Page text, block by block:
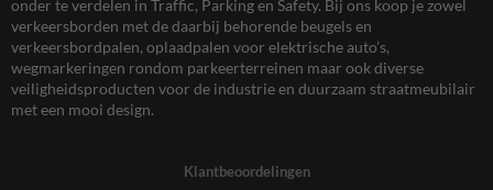
onder te verdelen in Traffic, Parking en Safety. Bij ons koop je zowel
verkeersborden met de daarbij behorende beugels en
verkeersbordpalen, oplaadpalen voor elektrische auto’s,
wegmarkeringen rondom parkeerterreinen maar ook diverse
veiligheidsproducten voor de industrie en duurzaam straatmeubilair
met een mooi design.
Klantbeoordelingen